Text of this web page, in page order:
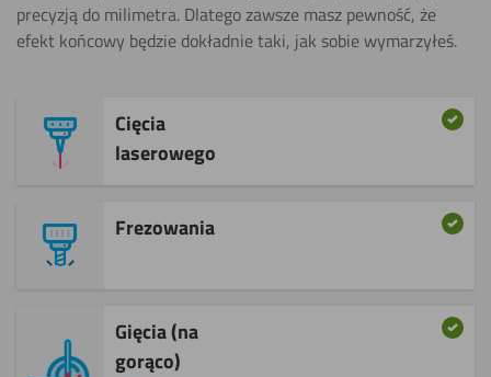
precyzją do milimetra. Dlatego zawsze masz pewność, że
efekt końcowy będzie dokładnie taki, jak sobie wymarzyłeś.
Cięcia
laserowego
Frezowania
Gięcia (na
gorąco)